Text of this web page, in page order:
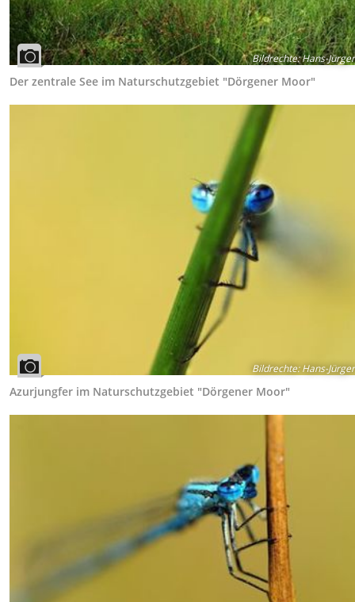
Bildrechte:Hans-
Der zentrale See im Naturschutzgebiet "Dörgener Moor"
Bildrechte:Hans-
Azurjungfer im Naturschutzgebiet "Dörgener Moor"